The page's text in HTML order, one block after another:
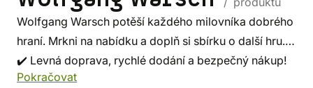
Wolfgang Warsch potěší každého milovníka dobrého
hraní. Mrkni na nabídku a doplň si sbírku o další hru.
✔️ Levná doprava, rychlé dodání a bezpečný nákup!
Pokračovat